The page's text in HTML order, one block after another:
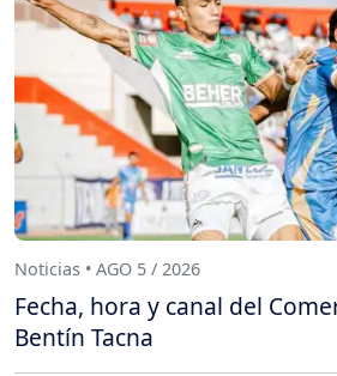
Noticias • AGO 5 / 2026
Fecha, hora y canal del
Bentín Tacna